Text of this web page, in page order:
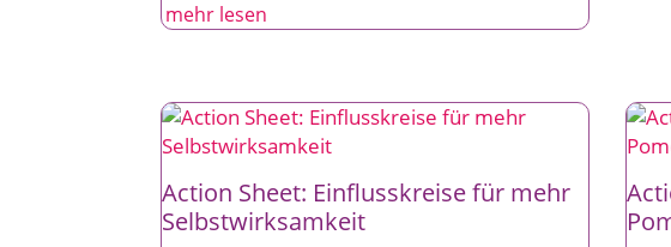
mehr lesen
Action Sheet: Einflusskreise für mehr
Selbstwirksamkeit